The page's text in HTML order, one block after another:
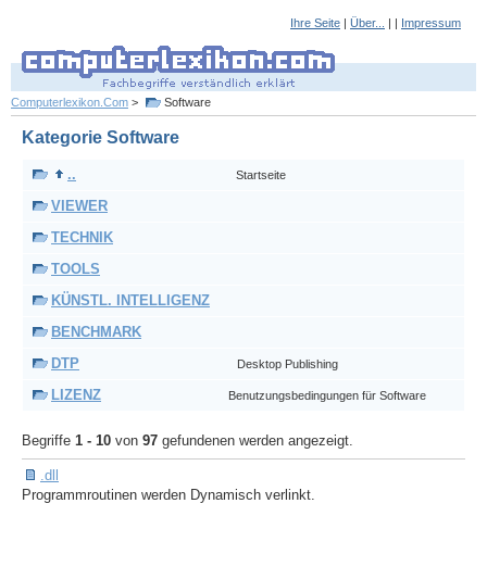
Ihre Seite | Über... | | Impressum
Computerlexikon.Com > Software
Kategorie Software
.. Startseite
VIEWER
TECHNIK
TOOLS
KÜNSTL. INTELLIGENZ
BENCHMARK
DTP
Desktop Publishing
LIZENZ Benutzungsbedingungen für Software
Begriffe 1 - 10 von 97 gefundenen werden angezeigt.
.dll
Programmroutinen werden Dynamisch verlinkt.